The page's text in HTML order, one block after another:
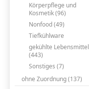
Körperpflege und
Kosmetik (96)
Nonfood (49)
Tiefkühlware
gekühlte Lebensmittel
(443)
Sonstiges (7)
ohne Zuordnung (137)